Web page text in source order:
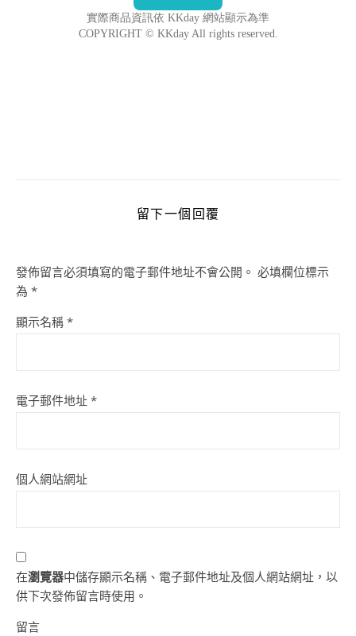
留下一個回覆
發佈留言必須填寫的電子郵件地址不會公開。 必填欄位標示
為 *
顯示名稱 *
電子郵件地址 *
個人網站網址
在瀏覽器中儲存顯示名稱、電子郵件地址及個人網站網址，以
供下次發佈留言時使用。
留言